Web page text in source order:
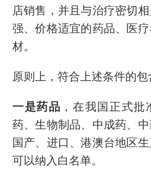
店销售，并且与治疗密切
强、价格适宜的药品、医
材。
原则上，符合上述条件的包
一是药品 ，在我国正式
药、生物制品、中成药、
国产、进口、港澳台地区
可以纳入白名单。